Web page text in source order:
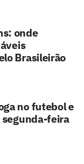
onde
Brasileirão
no futebol e
segunda-feira